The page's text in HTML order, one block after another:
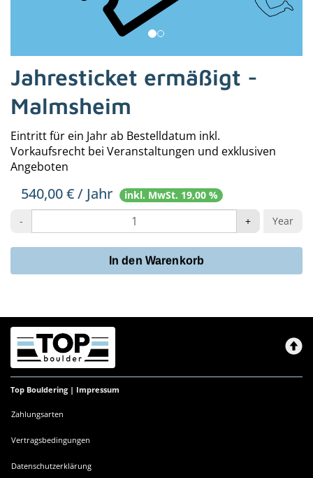
Jahresticket ermäßigt -
Malmsheim
Eintritt für ein Jahr ab Bestelldatum inkl.
Vorkaufsrecht bei Veranstaltungen und exklusiven
Angeboten
540,00€ / Jahr
inkl. MwSt. 19,00 %
-
+ Year
In den Warenkorb
Top Bouldering | Impressum
Zahlungsarten
Vertragsbedingungen
Datenschutzerklärung